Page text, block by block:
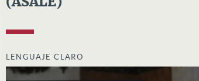
LENGUAJE CLARO